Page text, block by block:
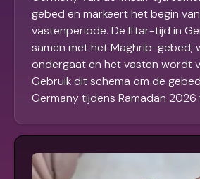
gebed en markeert het begin
vastenperiode. De Iftar-tijd in
samen met het Maghrib-gebed,
ondergaat en het vasten wordt
Gebruik dit schema om de
Germany tijdens Ramadan 2026